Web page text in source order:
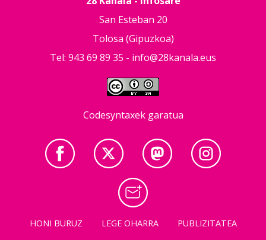
San Esteban 20
Tolosa (Gipuzkoa)
Tel: 943 69 89 35 - info@28kanala.eus
Codesyntaxek garatua
HONI BURUZ LEGE OHARRA PUBLIZITATEA